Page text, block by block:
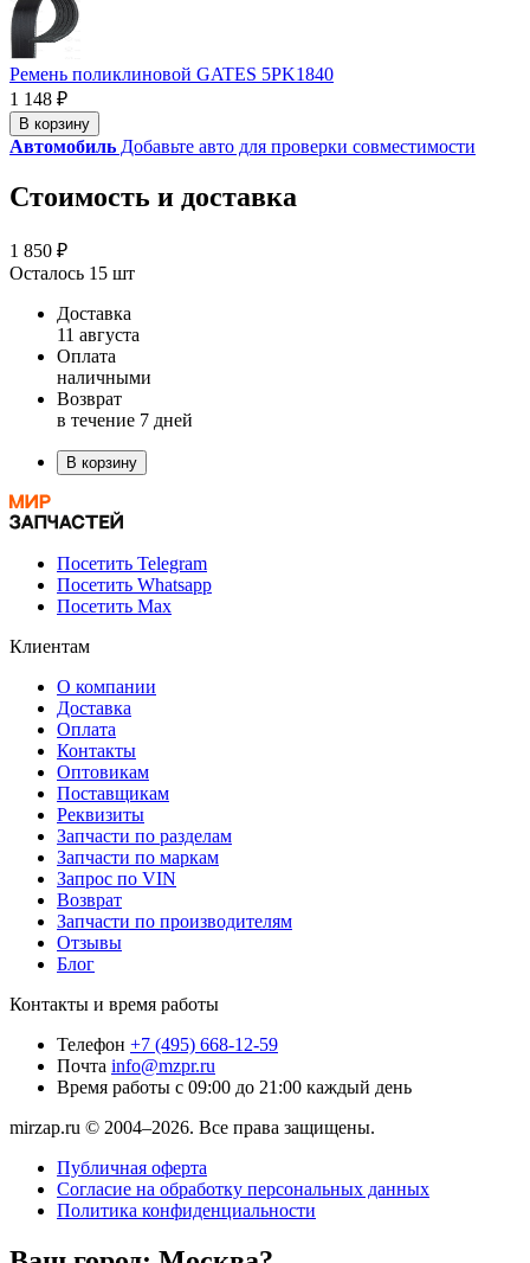
Ремень поликлиновой GATES 5PK1840
1 148 ₽
В корзину
Автомобиль Добавьте авто для проверки совместимости
Стоимость и доставка
1 850 ₽
Осталось 15 шт
Доставка
11 августа
Оплата
наличными
Возврат
в течение 7 дней
В корзину
Посетить Telegram
Посетить Whatsapp
Посетить Max
Клиентам
О компании
Доставка
Оплата
Контакты
Оптовикам
Поставщикам
Реквизиты
Запчасти по разделам
Запчасти по маркам
Запрос по VIN
Возврат
Запчасти по производителям
Отзывы
Блог
Контакты и время работы
Телефон +7 (495) 668-12-59
Почта info@mzpr.ru
Время работы с 09:00 до 21:00 каждый день
mirzap.ru © 2004–2026. Все права защищены.
Публичная оферта
Согласие на обработку персональных данных
Политика конфиденциальности